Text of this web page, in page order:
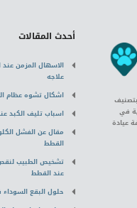
في
عيادة
أحدث المقالات
الاسهال المزمن
علاجه
اشكال تشوه عظام
اسباب تليف الكبد
مقال عن الفشل
القطط
تشخيص الطبيب
عند القطط
حلول البقع